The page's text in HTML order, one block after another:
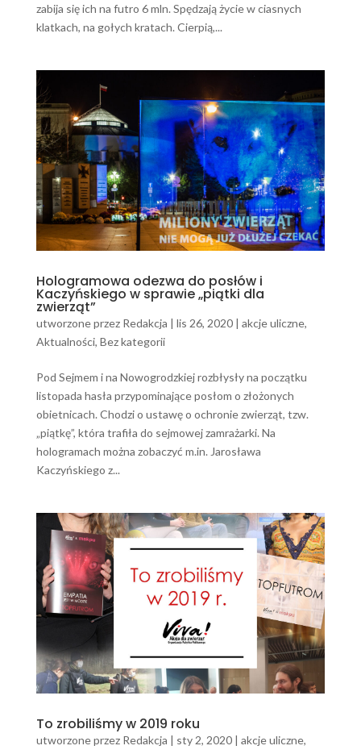
zabija się ich na futro 6 mln. Spędzają życie w ciasnych
klatkach, na gołych kratach. Cierpią,...
Hologramowa odezwa do posłów i
Kaczyńskiego w sprawie „piątki dla
zwierząt”
utworzone przez Redakcja | lis 26, 2020| akcje uliczne,
Aktualności, Bez kategorii
Pod Sejmem i na Nowogrodzkiej rozbłysły na początku
listopada hasła przypominające posłom o złożonych
obietnicach. Chodzi o ustawę o ochronie zwierząt, tzw.
„piątkę”, która trafiła do sejmowej zamrażarki. Na
hologramach można zobaczyć m.in. Jarosława
Kaczyńskiego z...
To zrobiliśmy w 2019 roku
utworzone przez Redakcja | sty 2, 2020| akcje uliczne,